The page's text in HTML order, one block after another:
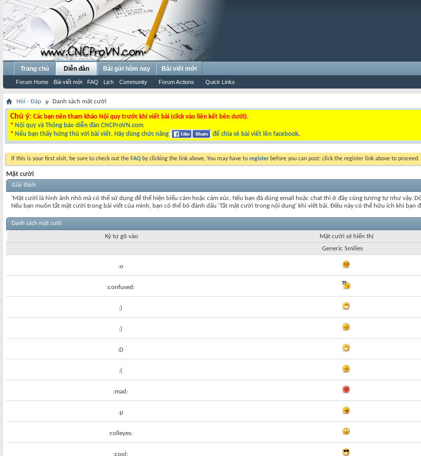
Trang chủ Diễn đàn
Forum Home Bài viết mới FAQ Lịch Community Forum Actions Quick Links
Bài gửi hôm nay Bài viết mới
Hỏi - Đáp Danh sách mặt cười
Chú ý: Các bạn nên tham khảo Nội quy trước khi viết bài (click vào liên kết bên dưới).
* Nội quy và Thông báo diễn đàn CNCProVN.com
* Nếu bạn thấy hứng thú với bài viết. Hãy dùng chức năng để chia sẻ bài viết lên facebook.
If this is your first visit, be sure to check out the FAQ by clicking the link above. You may have to register before you can post: click the register link above to
Mặt cười
Giải thích
'Mặt cười là hình ảnh nhỏ mà có thể sử dụng để thể hiện biểu cảm hoặc cảm xúc. Nếu bạn đã dùng email hoặc chat thì ở đây cũng tương tự như vậy.
Nếu bạn muốn tắt mặt cười trong bài viết của mình, bạn có thể bỏ đánh dấu 'Tắt mặt cười trong nội dung' khi viết bài. Điều này có thể hữu ích khi bạn
Danh sách mặt cười
Ký tự gõ vào Mặt cười sẽ hiển thị
Generic Smilies
:o
:confused:
;)
:)
:D
:(
:mad:
:p
:rolleyes:
:cool: